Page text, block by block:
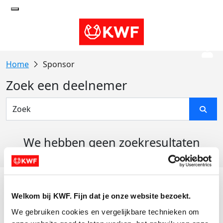
Welkom bij KWF. Fijn dat je onze website bezoekt.
We gebruiken cookies en vergelijkbare technieken om
Sponsor
Zoek een deelnemer
We hebben geen zoekresultaten
Actiematerialen
Evenementen